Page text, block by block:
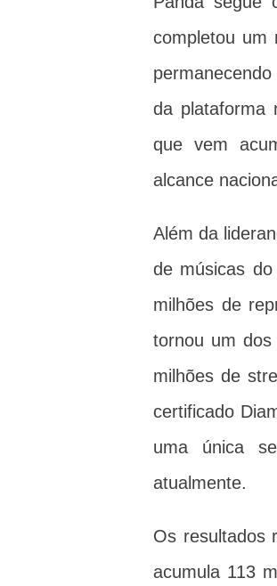
completou um
da plataforma
que vem
alcance
Além da
de músicas
milhões de
tornou um
milhões de
certificado
uma única
atualmente.
Os resultados
acumula 113